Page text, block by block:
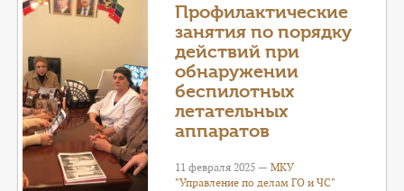
Профилактические
занятия по порядку
действий при
обнаружении
беспилотных
летательных
аппаратов
11 февраля 2025 —МКУ
"Управление по делам ГО и ЧС"